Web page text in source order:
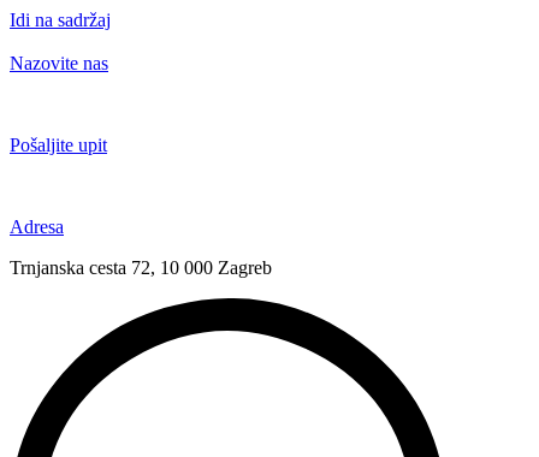
Idi na sadržaj
Nazovite nas
Pošaljite upit
Adresa
Trnjanska cesta 72, 10 000 Zagreb